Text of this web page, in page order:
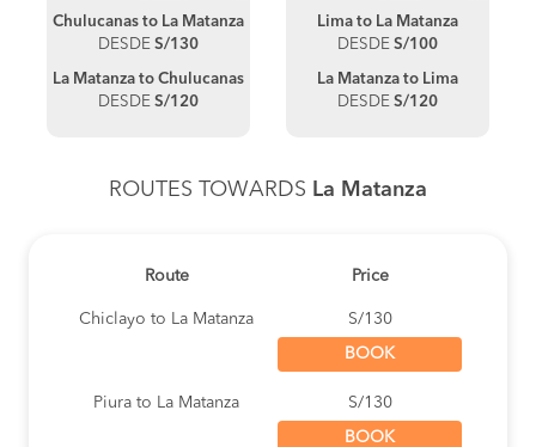
Chulucanas to La Matanza
DESDE S/130
La Matanza to Chulucanas
DESDE S/120
Lima to La Matanza
DESDE S/100
La Matanza to Lima
DESDE S/120
ROUTES TOWARDS La Matanza
Route Price
Chiclayo to La Matanza S/130
BOOK
Piura to La Matanza S/130
BOOK